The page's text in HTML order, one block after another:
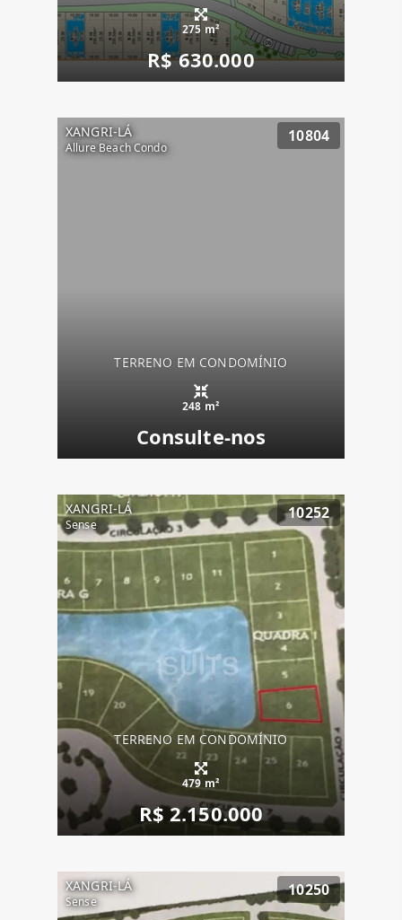
275 m²
R$ 630.000
XANGRI-LÁ
Allure Beach Condo
10804
TERRENO EM CONDOMÍNIO
248 m²
Consulte-nos
XANGRI-LÁ
Sense
10252
TERRENO EM CONDOMÍNIO
479 m²
R$ 2.150.000
XANGRI-LÁ
Sense
10250